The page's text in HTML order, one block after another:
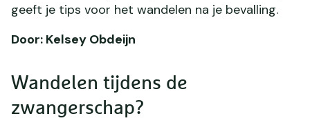
geeft je tips voor het wandelen na je bevalling.
Door: Kelsey Obdeijn
Wandelen tijdens de
zwangerschap?